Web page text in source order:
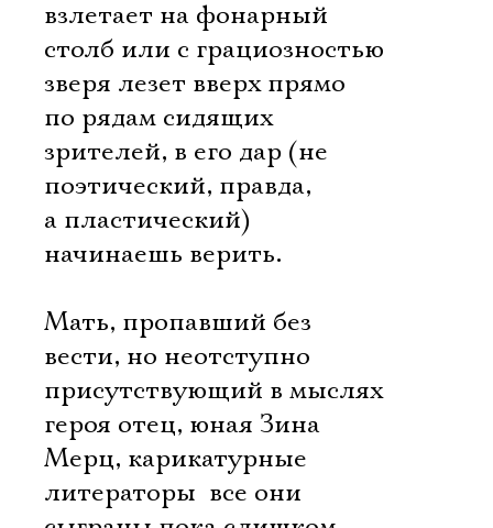
взлетает на фонарный
столб или с грациозностью
зверя лезет вверх прямо
по рядам сидящих
зрителей, в его дар (не
поэтический, правда,
а пластический)
начинаешь верить.
Мать, пропавший без
вести, но неотступно
присутствующий в мыслях
героя отец, юная Зина
Мерц, карикатурные
литераторы  все они